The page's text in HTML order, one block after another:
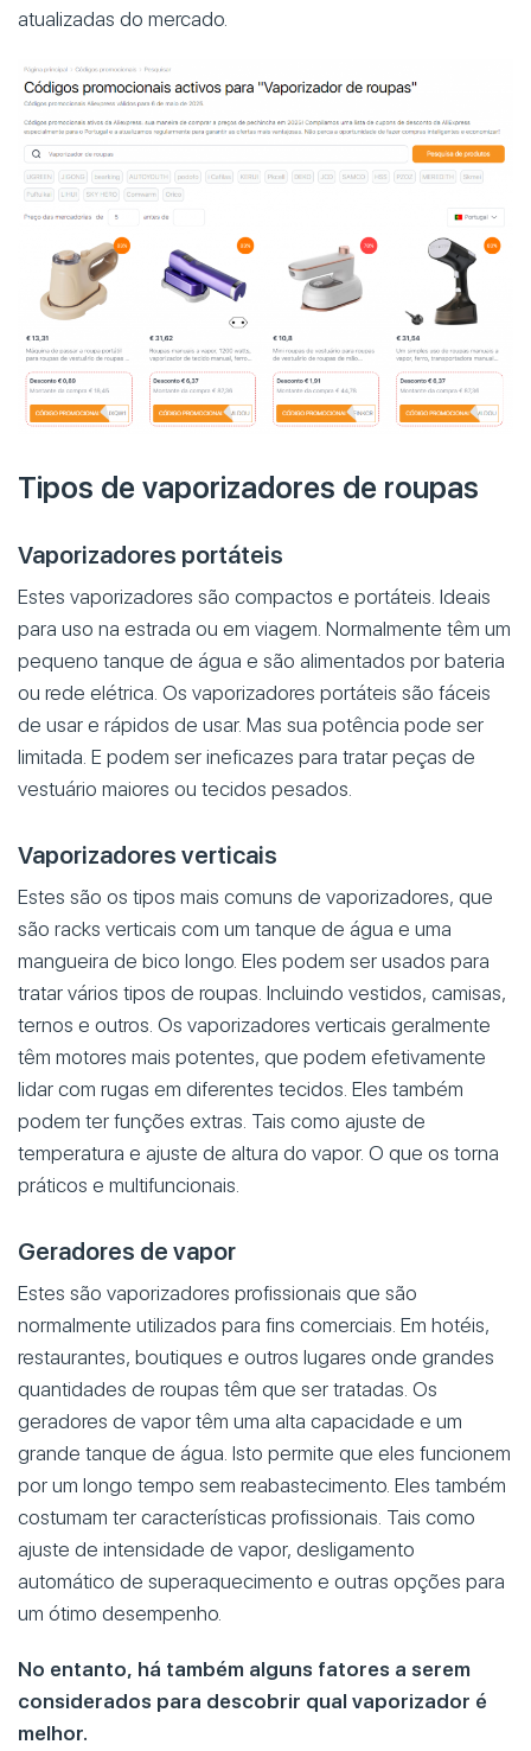
atualizadas do mercado.
Tipos de vaporizadores de roupas
Vaporizadores portáteis
Estes vaporizadores são compactos e portáteis. Ideais
para uso na estrada ou em viagem. Normalmente têm um
pequeno tanque de água e são alimentados por bateria
ou rede elétrica. Os vaporizadores portáteis são fáceis
de usar e rápidos de usar. Mas sua potência pode ser
limitada. E podem ser ineficazes para tratar peças de
vestuário maiores ou tecidos pesados.
Vaporizadores verticais
Estes são os tipos mais comuns de vaporizadores, que
são racks verticais com um tanque de água e uma
mangueira de bico longo. Eles podem ser usados para
tratar vários tipos de roupas. Incluindo vestidos, camisas,
ternos e outros. Os vaporizadores verticais geralmente
têm motores mais potentes, que podem efetivamente
lidar com rugas em diferentes tecidos. Eles também
podem ter funções extras. Tais como ajuste de
temperatura e ajuste de altura do vapor. O que os torna
práticos e multifuncionais.
Geradores de vapor
Estes são vaporizadores profissionais que são
normalmente utilizados para fins comerciais. Em hotéis,
restaurantes, boutiques e outros lugares onde grandes
quantidades de roupas têm que ser tratadas. Os
geradores de vapor têm uma alta capacidade e um
grande tanque de água. Isto permite que eles funcionem
por um longo tempo sem reabastecimento. Eles também
costumam ter características profissionais. Tais como
ajuste de intensidade de vapor, desligamento
automático de superaquecimento e outras opções para
um ótimo desempenho.
No entanto, há também alguns fatores a serem
considerados para descobrir qual vaporizador é
melhor.